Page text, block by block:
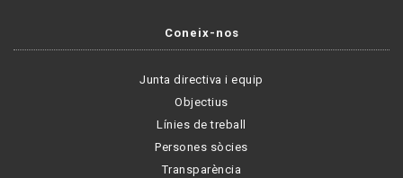
Coneix-nos
Junta directiva i equip
Objectius
Línies de treball
Persones sòcies
Transparència